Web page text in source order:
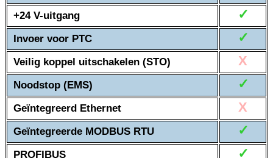
+24 V-uitgang ✓
Invoer voor PTC ✓
Veilig koppel uitschakelen (STO) X
Noodstop (EMS) ✓
Geïntegreerd Ethernet X
Geïntegreerde MODBUS RTU ✓
PROFIBUS ✓